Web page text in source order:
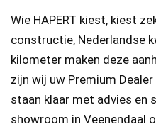
Wie HAPERT kiest, kiest
constructie, Nederlandse
kilometer maken deze
zijn wij uw Premium
staan klaar met advies en
showroom in Veenendaal